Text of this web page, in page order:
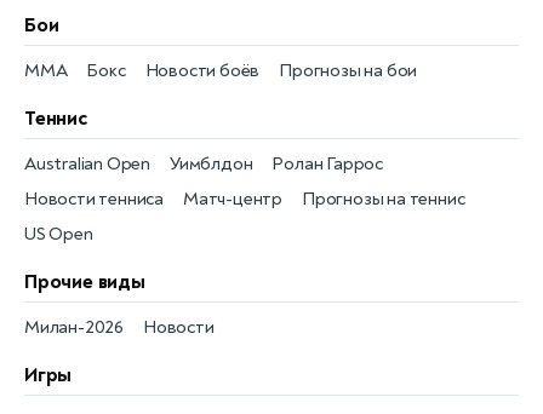
Бои
Новости боёв
MMA Прогнозы на бои
Бокс
Теннис
Новости тенниса
Australian Open
Матч-центр
Уимблдон
Прогнозы на теннис
Ролан Гаррос
US Open
Прочие виды
Новости
Милан-2026
Игры